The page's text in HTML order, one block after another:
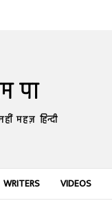
पा
महज़ हिन्दी
WRITERS VIDEOS